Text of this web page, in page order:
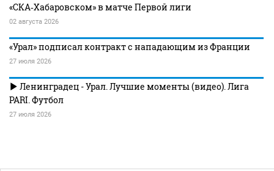
«СКА‑Хабаровском» в матче Первой лиги
02 августа 2026
«Урал» подписал контракт с нападающим из Франции
27 июля 2026
Ленинградец - Урал. Лучшие моменты (видео). Лига
PARI. Футбол
27 июля 2026